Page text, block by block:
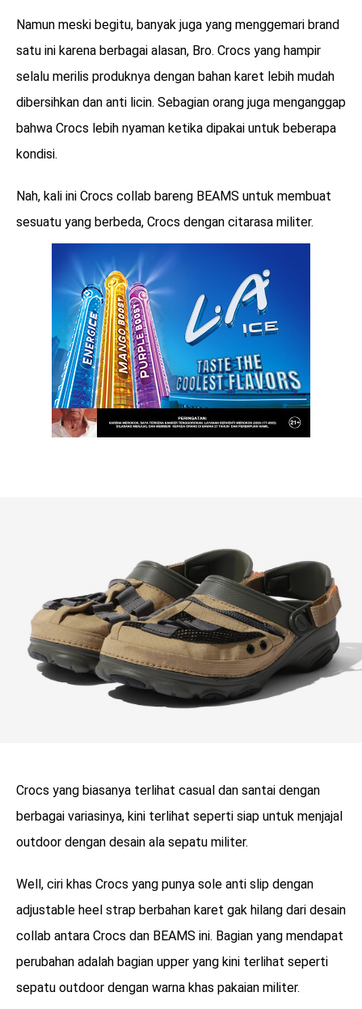
Namun meski begitu, banyak juga yang menggemari brand
satu ini karena berbagai alasan, Bro. Crocs yang hampir
selalu merilis produknya dengan bahan karet lebih mudah
dibersihkan dan anti licin. Sebagian orang juga menganggap
bahwa Crocs lebih nyaman ketika dipakai untuk beberapa
kondisi.
Nah, kali ini Crocs collab bareng BEAMS untuk membuat
sesuatu yang berbeda, Crocs dengan citarasa militer.
Crocs yang biasanya terlihat casual dan santai dengan
berbagai variasinya, kini terlihat seperti siap untuk menjajal
outdoor dengan desain ala sepatu militer.
Well, ciri khas Crocs yang punya sole anti slip dengan
adjustable heel strap berbahan karet gak hilang dari desain
collab antara Crocs dan BEAMS ini. Bagian yang mendapat
perubahan adalah bagian upper yang kini terlihat seperti
sepatu outdoor dengan warna khas pakaian militer.